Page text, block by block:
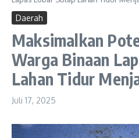
Daerah
Maksimalkan
Warga Binaan
Lahan Tidur
Juli 17, 2025